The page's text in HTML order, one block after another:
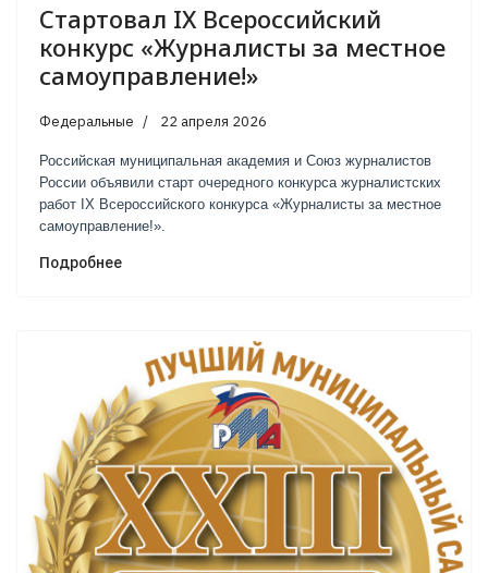
Стартовал IX Всероссийский
конкурс «Журналисты за местное
самоуправление!»
Федеральные 22 апреля 2026
Российская муниципальная академия и Союз журналистов
России объявили старт очередного конкурса журналистских
работ IX Всероссийского конкурса «Журналисты за местное
самоуправление!».
Подробнее